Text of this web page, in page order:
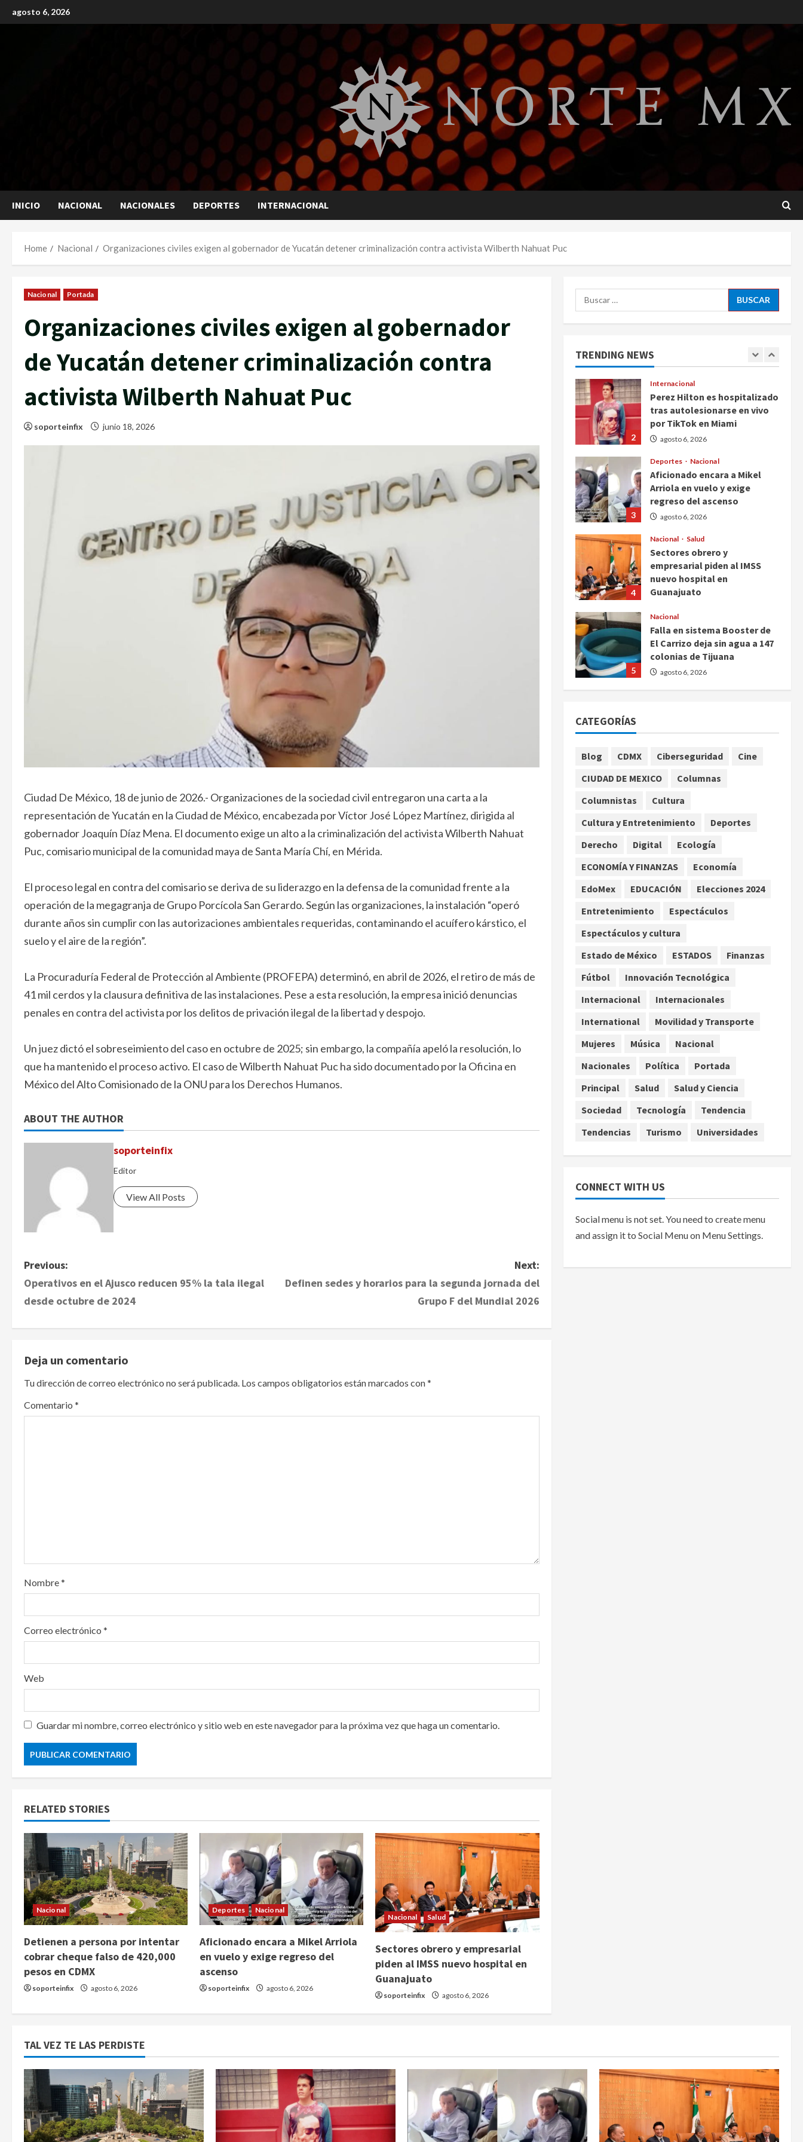
to
agosto 6, 2026
INICIO NACIONAL NACIONALES DEPORTES INTERNACIONAL
Home Nacional Organizaciones civiles exigen al gobernador de Yucatán detener criminalización contra activista Wilberth Nahuat Puc
Nacional Portada
Organizaciones civiles exigen al gobernador
de Yucatán detener criminalización contra
activista Wilberth Nahuat Puc
soporteinfix junio 18, 2026
Ciudad De México, 18 de junio de 2026.- Organizaciones de la sociedad civil entregaron una carta a la
representación de Yucatán en la Ciudad de México, encabezada por Víctor José López Martínez, dirigida al
gobernador Joaquín Díaz Mena. El documento exige un alto a la criminalización del activista Wilberth Nahuat
Puc, comisario municipal de la comunidad maya de Santa María Chí, en Mérida.
El proceso legal en contra del comisario se deriva de su liderazgo en la defensa de la comunidad frente a la
operación de la megagranja de Grupo Porcícola San Gerardo. Según las organizaciones, la instalación “operó
durante años sin cumplir con las autorizaciones ambientales requeridas, contaminando el acuífero kárstico, el
suelo y el aire de la región”.
La Procuraduría Federal de Protección al Ambiente (PROFEPA) determinó, en abril de 2026, el retiro de más de
41 mil cerdos y la clausura definitiva de las instalaciones. Pese a esta resolución, la empresa inició denuncias
penales en contra del activista por los delitos de privación ilegal de la libertad y despojo.
Un juez dictó el sobreseimiento del caso en octubre de 2025; sin embargo, la compañía apeló la resolución, lo
que ha mantenido el proceso activo. El caso de Wilberth Nahuat Puc ha sido documentado por la Oficina en
México del Alto Comisionado de la ONU para los Derechos Humanos.
ABOUT THE AUTHOR
soporteinfix
Editor
View All Posts
P
o
n
a
v
o
n
Previous:
Operativos en el Ajusco reducen 95% la tala ilegal
desde octubre de 2024
Next:
Definen sedes y horarios para la segunda jornada del
Grupo F del Mundial 2026
Deja un comentario
Tu dirección de correo electrónico no será publicada. Los campos obligatorios están marcados con*
Comentario *
Nombre*
Correo electrónico *
Web
Guardar mi nombre, correo electrónico y sitio web en este navegador para la próxima vez que haga un comentario.
RELATED STORIES
Nacional
Detienen a persona por intentar
cobrar cheque falso de 420,000
pesos en CDMX
soporteinfix agosto 6, 2026
Deportes Nacional
Aficionado encara a Mikel Arriola
en vuelo y exige regreso del
ascenso
soporteinfix agosto 6, 2026
Nacional Salud
Sectores obrero y empresarial
piden al IMSS nuevo hospital en
Guanajuato
soporteinfix agosto 6, 2026
Buscar:
TRENDING NEWS
2
tras autolesionarse en vivo
por TikTok en Miami
agosto 6, 2026
3
Deportes Nacional
Aficionado encara a Mikel
Arriola en vuelo y exige
regreso del ascenso
agosto 6, 2026
nuevo hospital en
agosto 6, 2026
colonias de Tijuana
1
2
Internacional
Perez Hilton es hospitalizado
tras autolesionarse en vivo
por TikTok en Miami
agosto 6, 2026
3
Deportes Nacional
Aficionado encara a Mikel
Arriola en vuelo y exige
regreso del ascenso
agosto 6, 2026
4
Nacional Salud
Sectores obrero y
empresarial piden al IMSS
nuevo hospital en
Guanajuato
5
Nacional
Falla en sistema Booster de
El Carrizo deja sin agua a 147
colonias de Tijuana
agosto 6, 2026
de 420,000 pesos en CDMX
2
Perez Hilton es hospitalizado
tras autolesionarse en vivo
agosto 6, 2026
Deportes Nacional
Aficionado encara a Mikel
regreso del ascenso
agosto 6, 2026
4
Sectores obrero y
empresarial piden al IMSS
Guanajuato
agosto 6, 2026
Nacional
Falla en sistema Booster de
colonias de Tijuana
agosto 6, 2026
CATEGORÍAS
Blog CDMX Ciberseguridad
Cine
CIUDAD DE MEXICO
Columnas
Columnistas
Cultura
Cultura y Entretenimiento
Deportes
Derecho
Digital
Ecología
ECONOMÍA Y FINANZAS
Economía
EdoMex
EDUCACIÓN
Elecciones 2024
Entretenimiento
Espectáculos
Espectáculos y cultura
Estado de México
ESTADOS
Finanzas
Fútbol
Innovación Tecnológica
Internacional
Internacionales
International
Movilidad y Transporte
Mujeres
Música
Nacional
Nacionales
Política
Portada
Principal
Salud
Salud y Ciencia
Sociedad
Tecnología
Tendencia
Tendencias
Turismo Universidades
CONNECT WITH US
Social menu is not set. You need to create menu
and assign it to Social Menu on Menu Settings.
TAL VEZ TE LAS PERDISTE